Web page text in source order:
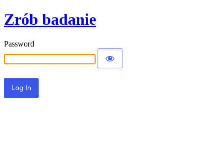
Zrób badanie
Password